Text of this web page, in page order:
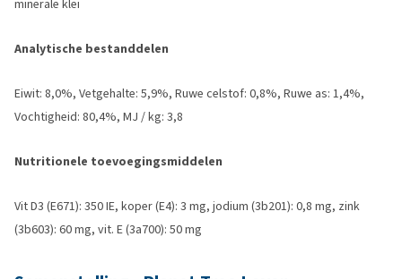
minerale klei
Analytische bestanddelen
Eiwit: 8,0%, Vetgehalte: 5,9%, Ruwe celstof: 0,8%, Ruwe as: 1,4%,
Vochtigheid: 80,4%, MJ / kg: 3,8
Nutritionele toevoegingsmiddelen
Vit D3 (E671): 350 IE, koper (E4): 3 mg, jodium (3b201): 0,8 mg, zink
(3b603): 60 mg, vit. E (3a700): 50 mg